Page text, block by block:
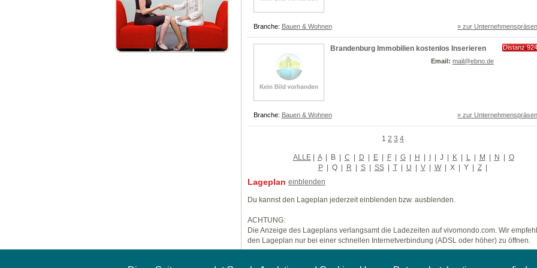
Branche: Bauen & Wohnen » zur
Brandenburg Immobilien kostenlos Inserieren
Distanz
Email: mail@ebno.de
Branche: Bauen & Wohnen » zur
1 2 3 4
ALLE| A | B| C | D | E | F | G | H | I | J | K | L | M | N | O
P | Q | R | S | SS | T | U | V | W | X | Y | Z |
Lageplan einblenden
Du kannst den Lageplan jederzeit einblenden bzw. ausblenden.
ACHTUNG:
Die Anzeige des Lageplans verlangsamt die Ladezeiten auf vivomondo.com. Wir
den Lageplan nur bei einer schnellen Internetverbindung (ADSL oder höher) zu öffnen.